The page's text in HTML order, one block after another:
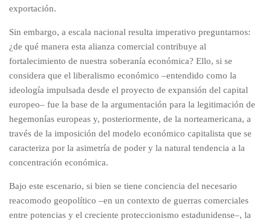
exportación.
Sin embargo, a escala nacional resulta imperativo preguntarnos:
¿de qué manera esta alianza comercial contribuye al
fortalecimiento de nuestra soberanía económica? Ello, si se
considera que el liberalismo económico –entendido como la
ideología impulsada desde el proyecto de expansión del capital
europeo– fue la base de la argumentación para la legitimación de
hegemonías europeas y, posteriormente, de la norteamericana, a
través de la imposición del modelo económico capitalista que se
caracteriza por la asimetría de poder y la natural tendencia a la
concentración económica.
Bajo este escenario, si bien se tiene conciencia del necesario
reacomodo geopolítico –en un contexto de guerras comerciales
entre potencias y el creciente proteccionismo estadunidense–, la